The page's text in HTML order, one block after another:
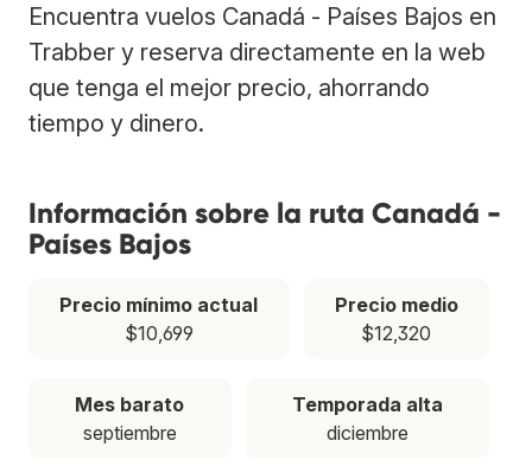
Encuentra vuelos Canadá - Países Bajos en
Trabber y reserva directamente en la web
que tenga el mejor precio, ahorrando
tiempo y dinero.
Información sobre la ruta Canadá -
Países Bajos
Precio mínimo actual
$10,699
Precio medio
$12,320
Mes barato
septiembre
Temporada alta
diciembre